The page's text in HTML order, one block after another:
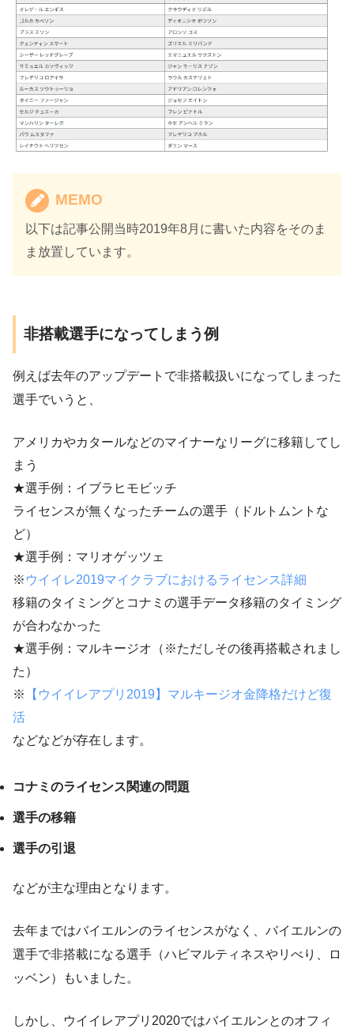
MEMO
以下は記事公開当時2019年8月に書いた内容をそのま
ま放置しています。
非搭載選手になってしまう例
例えば去年のアップデートで非搭載扱いになってしまった
選手でいうと、
アメリカやカタールなどのマイナーなリーグに移籍してし
まう
★選手例：イブラヒモビッチ
ライセンスが無くなったチームの選手（ドルトムントな
ど）
★選手例：マリオゲッツェ
※ ウイイレ2019マイクラブにおけるライセンス詳細
移籍のタイミングとコナミの選手データ移籍のタイミング
が合わなかった
★選手例：マルキージオ（※ただしその後再搭載されまし
た）
※
【ウイイレアプリ2019】マルキージオ金降格だけど復
活
などなどが存在します。
コナミのライセンス関連の問題
選手の移籍
選手の引退
などが主な理由となります。
去年まではバイエルンのライセンスがなく、バイエルンの
選手で非搭載になる選手（ハビマルティネスやリべり、ロ
ッベン）もいました。
しかし、ウイイレアプリ2020ではバイエルンとのオフィ